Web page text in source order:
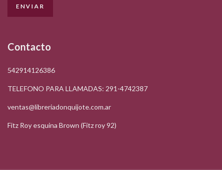
Contacto
542914126386
TELEFONO PARA LLAMADAS: 291-4742387
ventas@libreriadonquijote.com.ar
Fitz Roy esquina Brown (Fitz roy 92)